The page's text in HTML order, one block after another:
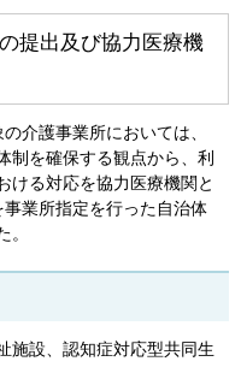
提出及び協力医療機
介護事業所においては、
制を確保する観点から、利
ける対応を協力医療機関と
業所指定を行った自治体
施設、認知症対応型共同生